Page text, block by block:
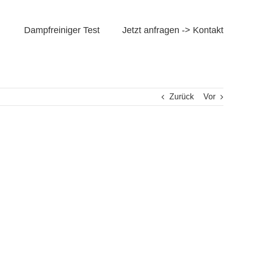
Dampfreiniger Test Jetzt anfragen -> Kontakt
Zurück Vor